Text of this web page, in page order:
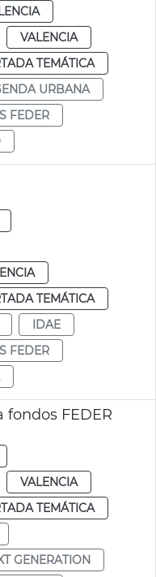
VALENCIA
TEMÁTICA
URBANA
FEDER
TEMÁTICA
IDAE
FEDER
FEDER
VALENCIA
TEMÁTICA
GENERATION